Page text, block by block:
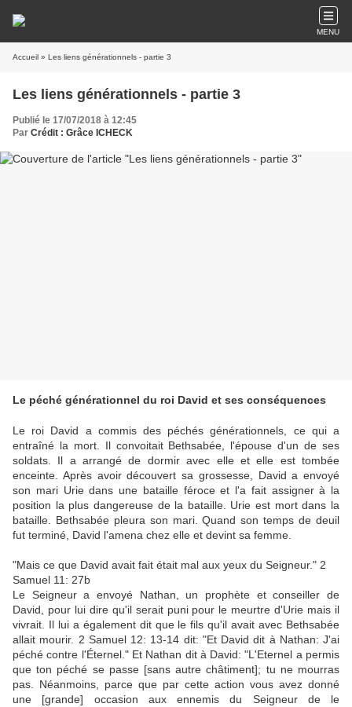
MENU
Accueil » Les liens générationnels - partie 3
Les liens générationnels - partie 3
Publié le 17/07/2018 à 12:45
Par Crédit : Grâce ICHECK
Le péché générationnel du roi David et ses conséquences
Le roi David a commis des péchés générationnels, ce qui a
entraîné la mort. Il convoitait Bethsabée, l'épouse d'un de ses
soldats. Il a arrangé de dormir avec elle et elle est tombée
enceinte. Après avoir découvert sa grossesse, David a envoyé
son mari Urie dans une bataille féroce et l'a fait assigner à la
position la plus dangereuse de la bataille. Urie est mort dans la
bataille. Bethsabée pleura son mari. Quand son temps de deuil
fut terminé, David l'amena chez elle et devint sa femme.
"Mais ce que David avait fait était mal aux yeux du Seigneur." 2
Samuel 11: 27b
Le Seigneur a envoyé Nathan, un prophète et conseiller de
David, pour lui dire qu'il serait puni pour le meurtre d'Urie mais il
vivrait. Il lui a également dit que le fils qu'il avait avec Bethsabée
allait mourir. 2 Samuel 12: 13-14 dit: "Et David dit à Nathan: J'ai
péché contre l'Éternel." Et Nathan dit à David: "L'Eternel a permis
que ton péché se passe [sans autre châtiment]; tu ne mourras
pas. Néanmoins, parce que par cette action vous avez donné
une [grande] occasion aux ennemis du Seigneur de le